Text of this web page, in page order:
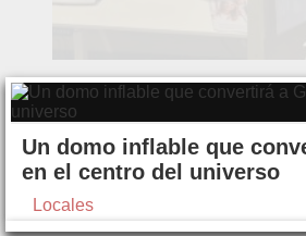
Un domo inflable que
en el centro del universo
Locales